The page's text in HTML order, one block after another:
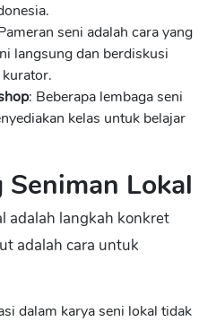
seni adalah cara yang
langsung dan berdiskusi
: Beberapa lembaga seni
kelas untuk belajar
Lokal
adalah langkah konkret
adalah cara untuk
dalam karya seni lokal tidak